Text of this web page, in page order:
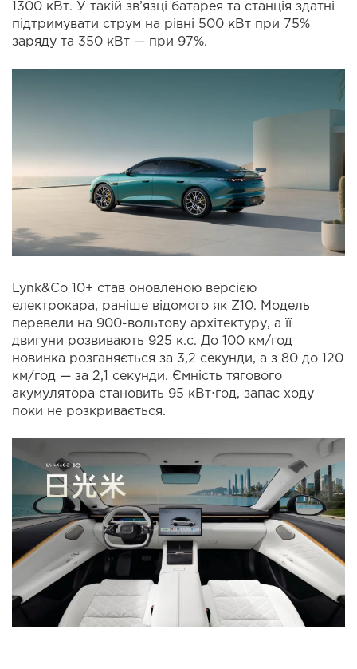
1300 кВт. У такій зв’язці батарея та станція здатні
підтримувати струм на рівні 500 кВт при 75%
заряду та 350 кВт — при 97%.
Lynk&Co 10+ став оновленою версією
електрокара, раніше відомого як Z10. Модель
перевели на 900-вольтову архітектуру, а її
двигуни розвивають 925 к.с. До 100 км/год
новинка розганяється за 3,2 секунди, а з 80 до 120
км/год — за 2,1 секунди. Ємність тягового
акумулятора становить 95 кВт⋅год, запас ходу
поки не розкривається.